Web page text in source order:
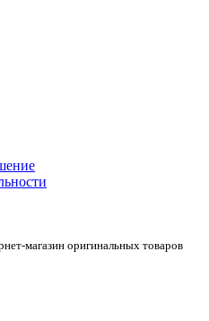
магазин оригинальных товаров